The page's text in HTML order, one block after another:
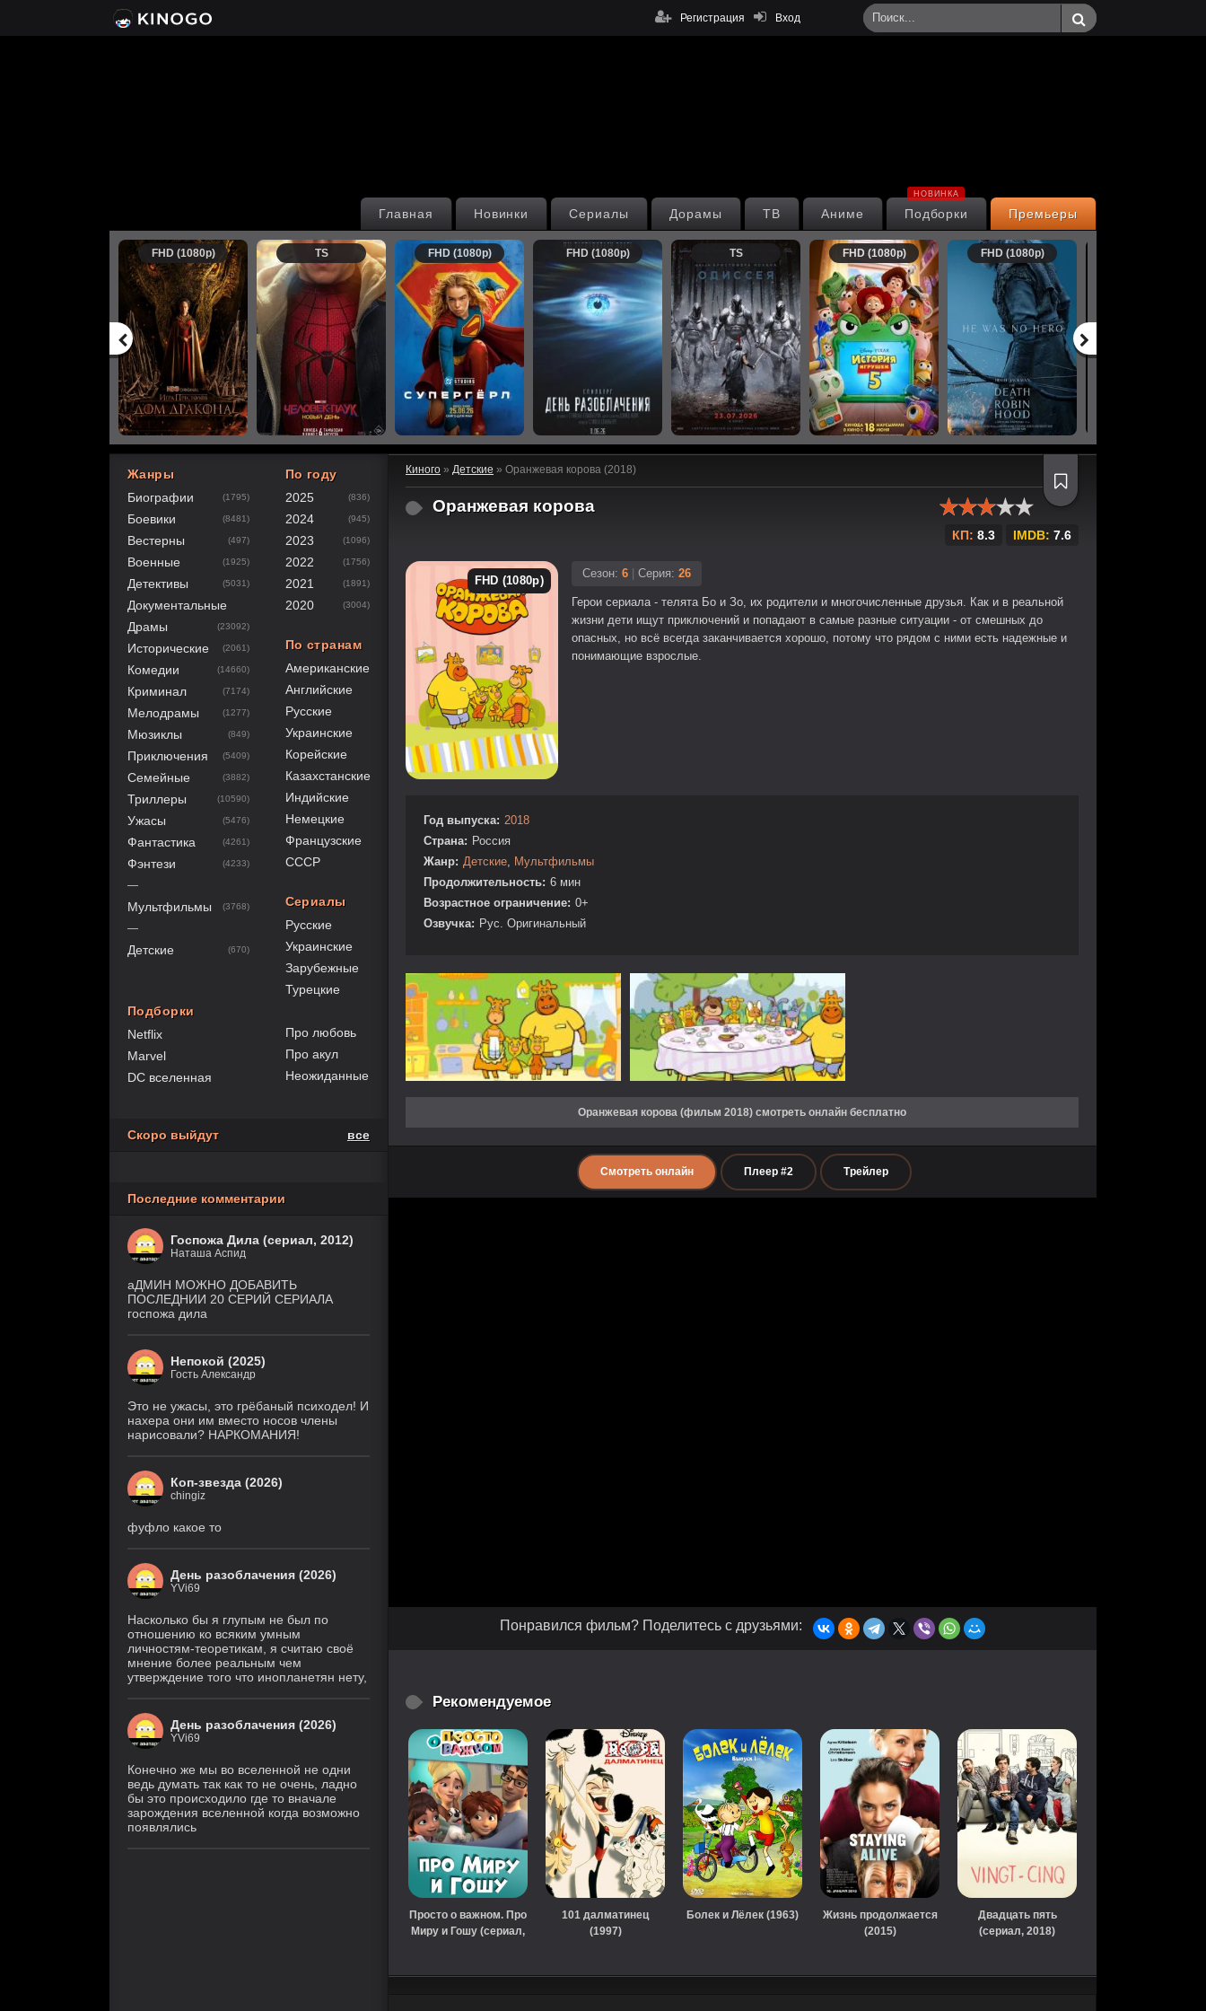
Вход
Регистрация
Премьеры
Подборки
НОВИНКА
Аниме
ТВ
Дорамы
Сериалы
Новинки
Главная
FHD (1080p) TS FHD (1080p) FHD (1080p) TS FHD (1080p) FHD (1080p)
Киного » Детские » Оранжевая корова (2018)
Оранжевая корова
60
1 2 3 4
КП: 8.3 IMDB: 7.6
FHD (1080p)
Сезон: 6 Серия: 26
Герои сериала - телята Бо и Зо, их родители и многочисленные друзья. Как и в реальной
жизни дети ищут приключений и попадают в самые разные ситуации - от смешных до
опасных, но всё всегда заканчивается хорошо, потому что рядом с ними есть надежные и
понимающие взрослые.
Год выпуска: 2018
Страна: Россия
Жанр: Детские
Мультфильмы
Продолжительность: 6 мин
Возрастное ограничение: 0+
Озвучка: Рус. Оригинальный
Оранжевая корова (фильм 2018) смотреть онлайн бесплатно
Смотреть онлайн Плеер #2 Трейлер
Понравился фильм? Поделитесь с друзьями:
Рекомендуемое
Просто о важном. Про
Миру и Гошу (сериал,
101 далматинец
(1997)
Болек и Лёлек (1963)
Жизнь продолжается
(2015)
Двадцать пять
(сериал, 2018)
Жанры
Биографии
(1795)
Боевики (8481)
Вестерны (497)
Военные (1925)
Детективы (5031)
Документальные
Драмы
(23092)
Исторические (2061)
Комедии (14660)
Криминал (7174)
Мелодрамы (1277)
Мюзиклы (849)
Приключения (5409)
Семейные (3882)
Триллеры (10590)
Ужасы (5476)
Фантастика (4261)
Фэнтези (4233)
—
Мультфильмы (3768)
—
Детские (670)
Подборки
Netflix
Marvel
DC вселенная
По году
2025
(836)
2024 (945)
2023 (1096)
2022 (1756)
2021 (1891)
2020 (3004)
По странам
Американские
Английские
Русские
Украинские
Корейские
Казахстанские
Индийские
Немецкие
Французские
СССР
Сериалы
Русские
Украинские
Зарубежные
Турецкие
Про любовь
Про акул
Неожиданные
Скоро выйдут все
Последние комментарии
Госпожа Дила (сериал, 2012)
Наташа Аспид
аДМИН МОЖНО ДОБАВИТЬ
ПОСЛЕДНИИ 20 СЕРИЙ СЕРИАЛА
госпожа дила
Непокой (2025)
Гость Александр
Это не ужасы, это грёбаный психодел! И
нахера они им вместо носов члены
нарисовали? НАРКОМАНИЯ!
Коп-звезда (2026)
chingiz
фуфло какое то
День разоблачения (2026)
YVi69
Насколько бы я глупым не был по
отношению ко всяким умным
личностям-теоретикам, я считаю своё
мнение более реальным чем
утверждение того что инопланетян нету,
День разоблачения (2026)
YVi69
Конечно же мы во вселенной не одни
ведь думать так как то не очень, ладно
бы это происходило где то вначале
зарождения вселенной когда возможно
появлялись